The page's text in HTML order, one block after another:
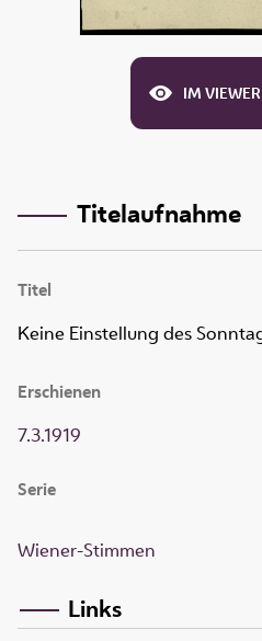
IM
Titelaufnahme
Titel
Keine Einstellung des
Erschienen
7.3.1919
Serie
Wiener-Stimmen
Links